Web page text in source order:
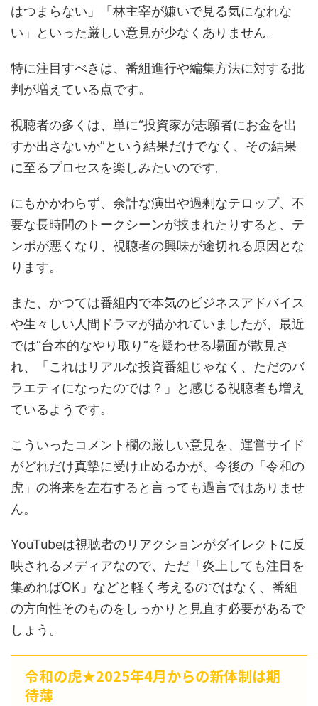
はつまらない」「林主宰が嫌いで見る気になれな
い」といった厳しい意見が少なくありません。
特に注目すべきは、番組進行や編集方法に対する批
判が増えている点です。
視聴者の多くは、単に“投資家が志願者にお金を出
すか出さないか”という結果だけでなく、その結果
に至るプロセスを楽しみたいのです。
にもかかわらず、余計な演出や過剰なテロップ、不
要な長時間のトークシーンが挟まれたりすると、テ
ンポが悪くなり、視聴者の興味が途切れる原因とな
ります。
また、かつては番組内で本気のビジネスアドバイス
や生々しい人間ドラマが描かれていましたが、最近
では“台本的なやり取り”を疑わせる場面が散見さ
れ、「これはリアルな投資番組じゃなく、ただのバ
ラエティになったのでは？」と感じる視聴者も増え
ているようです。
こういったコメント欄の厳しい意見を、運営サイド
がどれだけ真摯に受け止めるかが、今後の「令和の
虎」の将来を左右すると言っても過言ではありませ
ん。
YouTubeは視聴者のリアクションがダイレクトに反
映されるメディアなので、ただ「炎上しても注目を
集めればOK」などと軽く考えるのではなく、番組
の方向性そのものをしっかりと見直す必要があるで
しょう。
令和の虎★2025年4月からの新体制は期
待薄